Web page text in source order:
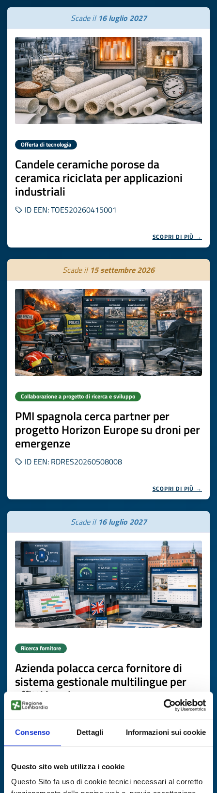
Consenso Dettagli Informazioni sui cookie
Questo sito web utilizza i cookie
Questo Sito fa uso di cookie tecnici necessari al corretto
Scade il 16 luglio 2027
Offerta di tecnologia
Candele ceramiche porose da
ceramica riciclata per applicazioni
industriali
ID EEN: TOES20260415001
SCOPRI DI PIÙ →
Scade il 15 settembre 2026
Collaborazione a progetto di ricerca e sviluppo
PMI spagnola cerca partner per
progetto Horizon Europe su droni per
emergenze
ID EEN: RDRES20260508008
SCOPRI DI PIÙ →
Scade il 16 luglio 2027
Ricerca fornitore
Azienda polacca cerca fornitore di
sistema gestionale multilingue per
affitti brevi
ID EEN: BRPL20260506006